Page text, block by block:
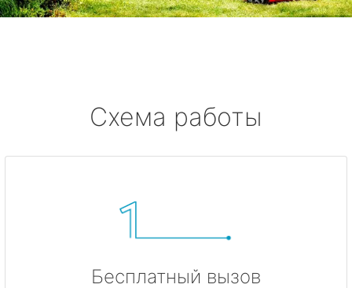
Схема работы
Бесплатный вызов